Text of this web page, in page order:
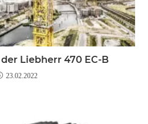
Liebherr 470 EC-B
23.02.2022